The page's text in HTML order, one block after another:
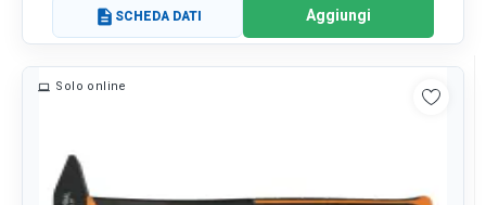
description SCHEDA DATI Aggiungi
Solo online